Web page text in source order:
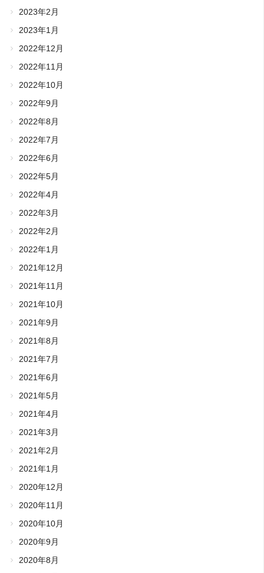
2023年2月
2023年1月
2022年12月
2022年11月
2022年10月
2022年9月
2022年8月
2022年7月
2022年6月
2022年5月
2022年4月
2022年3月
2022年2月
2022年1月
2021年12月
2021年11月
2021年10月
2021年9月
2021年8月
2021年7月
2021年6月
2021年5月
2021年4月
2021年3月
2021年2月
2021年1月
2020年12月
2020年11月
2020年10月
2020年9月
2020年8月